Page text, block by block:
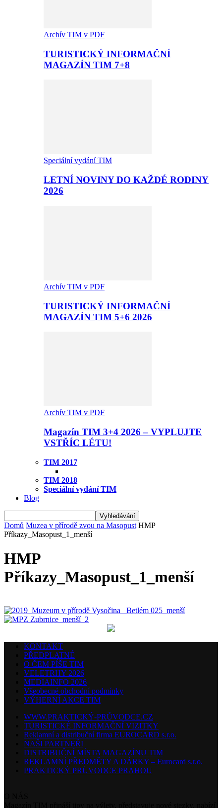
Archív TIM v PDF
TURISTICKÝ INFORMAČNÍ
MAGAZÍN TIM 7+8
Speciální vydání TIM
LETNÍ NOVINY DO KAŽDÉ RODINY
2026
Archív TIM v PDF
TURISTICKÝ INFORMAČNÍ
MAGAZÍN TIM 5+6 2026
Archív TIM v PDF
Magazín TIM 3+4 2026 – VYPLUJTE
VSTŘÍC LÉTU!
TIM 2017
TIM 2018
Speciální vydání TIM
Blog
Domů Muzea v přírodě zvou na Masopust HMP
Příkazy_Masopust_1_menší
HMP
Příkazy_Masopust_1_menší
KONTAKT
PŘEDPLATNÉ
O ČEM PÍŠE TIM
VELETRHY 2026
MEDIAINFO 2026
Všeobecné obchodní podmínky
VÝHERNÍ AKCE TIM
WWW.PRAKTICKÝ-PRŮVODCE.CZ
TURISTICKÉ INFORMAČNÍ VIZITKY
Reklamní a distribuční firma EUROCARD s.r.o.
NAŠI PARTNEŘI
DISTRIBUČNÍ MÍSTA MAGAZÍNU TIM
REKLAMNÍ PŘEDMĚTY A DÁRKY – Eurocard s.r.o.
PRAKTICKÝ PRŮVODCE PRAHOU